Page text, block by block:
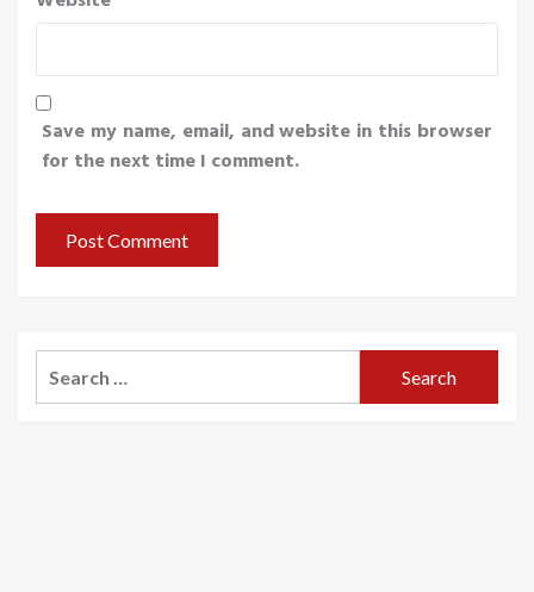
Save my name, email, and website in this browser
for the next time I comment.
Search
for: